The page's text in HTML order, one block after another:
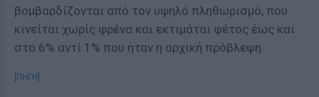
βομβαρδίζονται από τον υψηλό πληθωρισμό, που
κινείται χωρίς φρένα και εκτιμάται φέτος έως και
στο 6% αντί 1% που ήταν η αρχική πρόβλεψη.
[ΠΗΓΗ]